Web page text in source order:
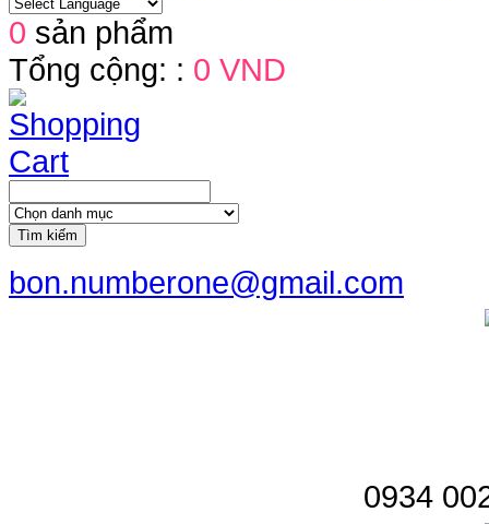
0 sản phẩm
Tổng cộng: : 0 VND
Tìm kiếm
bon.numberone@gmail.com
0934